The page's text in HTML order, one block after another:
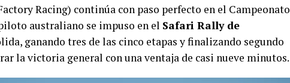
Racing) continúa con paso perfecto en el Campeonato
australiano se impuso en el Safari Rally de
ganando tres de las cinco etapas y finalizando segundo
la victoria general con una ventaja de casi nueve minutos.